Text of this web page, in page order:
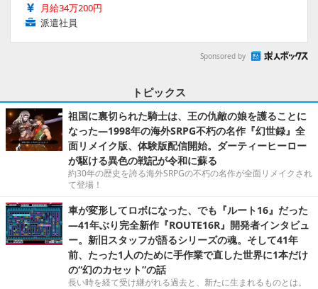
月給34万200円
派遣社員
Sponsored by
トピックス
祖国に裏切られた騎士は、王の仇敵の娘を護ることに
なった―1998年の海外SRPG不朽の名作『幻世録』全
面リメイク版、体験版配信開始。ダーティーヒーロー
が駆ける異色の戦記が令和に蘇る
約30年の歴史を誇る海外SRPGの不朽の名作が全面リメイクされ
て登場！
車が変形してロボになった、でも『ルート16』だった
―41年ぶり完全新作『ROUTE16R』開発者インタビュ
ー。新旧スタッフが語るシリーズの魂。そして41年
前、たった1人のために手作業で直した世界に1本だけ
の“幻のカセット”の話
長い時を経て受け継がれる過去と、新たに生まれるものとは。